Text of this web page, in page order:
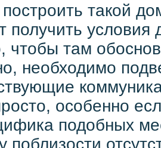
такой
получить
чтобы там
необходимо
особенно
подобных
поблизости